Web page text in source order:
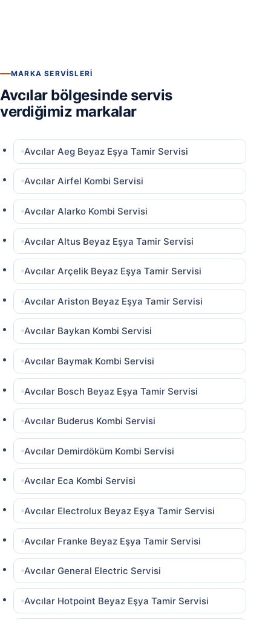
MARKA SERVISLERI
Avcılar bölgesinde servis
verdiğimiz markalar
Avcılar Aeg Beyaz Eşya Tamir Servisi
Avcılar Airfel Kombi Servisi
Avcılar Alarko Kombi Servisi
Avcılar Altus Beyaz Eşya Tamir Servisi
Avcılar Arçelik Beyaz Eşya Tamir Servisi
Avcılar Ariston Beyaz Eşya Tamir Servisi
Avcılar Baykan Kombi Servisi
Avcılar Baymak Kombi Servisi
Avcılar Bosch Beyaz Eşya Tamir Servisi
Avcılar Buderus Kombi Servisi
Avcılar Demirdöküm Kombi Servisi
Avcılar Eca Kombi Servisi
Avcılar Electrolux Beyaz Eşya Tamir Servisi
Avcılar Franke Beyaz Eşya Tamir Servisi
Avcılar General Electric Servisi
Avcılar Hotpoint Beyaz Eşya Tamir Servisi